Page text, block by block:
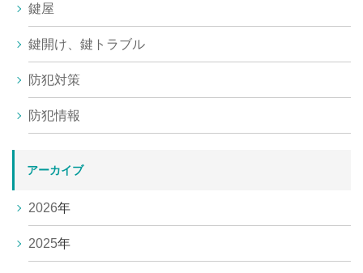
鍵屋
鍵開け、鍵トラブル
防犯対策
防犯情報
アーカイブ
2026年
2025年